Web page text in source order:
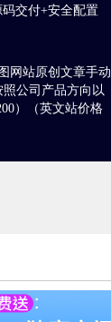
交付+安全配置
网站原创文章手动
公司产品方向以
）（英文站价格